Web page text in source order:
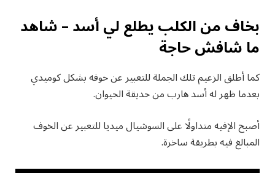
بخاف من الكلب يطلع لي أسد – شاهد
ما شافش حاجة
كما أطلق الزعيم تلك الجملة للتعبير عن خوفه بشكل كوميدي
بعدما ظهر له أسد هارب من حديقة الحيوان.
أصبح الإفيه متداولًا على السوشيال ميديا للتعبير عن الخوف
المبالغ فيه بطريقة ساخرة.